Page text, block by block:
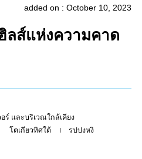
added on : October 10, 2023
ลส์แห่งความคาด
อร์ และบริเวณใกล้เคียง
โตเกียวทิศใต้ รปปงหงิ